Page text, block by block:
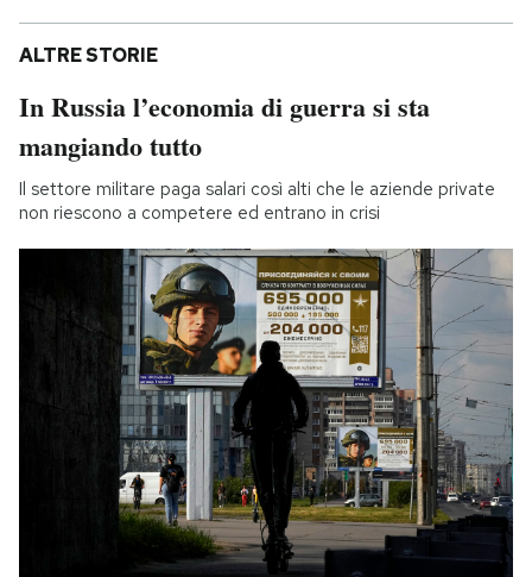
ALTRE STORIE
In Russia l’economia di guerra si sta
mangiando tutto
Il settore militare paga salari così alti che le aziende private
non riescono a competere ed entrano in crisi